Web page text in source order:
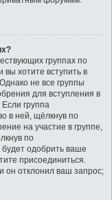
группах по
хотите вступить в
не все группы
для вступления в
группа
в ней, щёлкнув по
на участие в группе,
по
одобрить ваше
присоединиться.
он отклонил ваш запрос;